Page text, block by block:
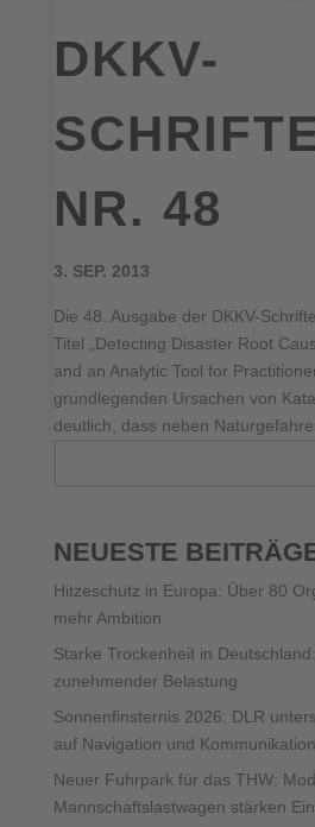
DKKV-
NR. 48
3. SEP. 2013
Die 48. Ausgabe der DKKV-
Titel „Detecting Disaster Root
and an Analytic Tool for
grundlegenden Ursachen von
deutlich, dass neben
NEUESTE
Hitzeschutz in Europa: Über 80
mehr Ambition
Starke Trockenheit in
zunehmender Belastung
Sonnenfinsternis 2026: DLR
auf Navigation und Kommunikation
Neuer Fuhrpark für das THW:
Mannschaftslastwagen stärken